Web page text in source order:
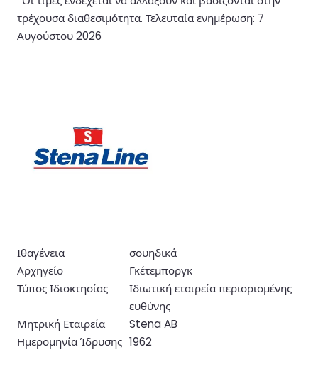
τρέχουσα διαθεσιμότητα. Τελευταία ενημέρωση: 7
Αυγούστου 2026
Ιθαγένεια
σουηδικά
Αρχηγείο
Γκέτεμποργκ
Τύπος Ιδιοκτησίας
Ιδιωτική εταιρεία περιορισμένης
ευθύνης
Μητρική Εταιρεία
Stena AB
Ημερομηνία Ίδρυσης 1962